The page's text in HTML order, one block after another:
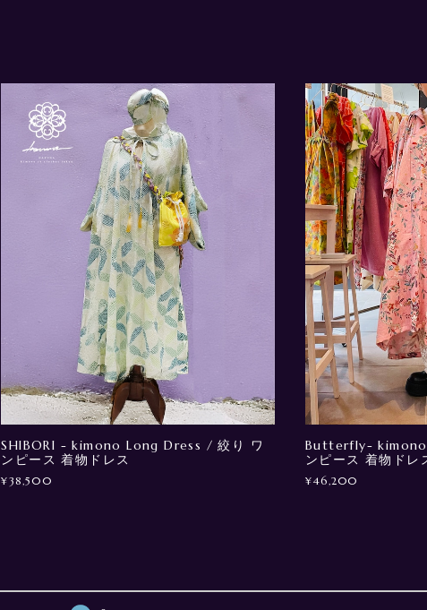
SHIBORI - kimono Long Dress / 絞り ワ
ンピース 着物ドレス
¥38,500
Butterfly- kimono
ンピース 着物ドレ
¥46,200